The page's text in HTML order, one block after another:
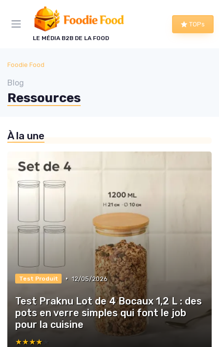
LE MÉDIA B2B DE LA FOOD
TOPs
Foodie Food
Blog
Ressources
À la une
Test Produit • 12/05/2026
Test Praknu Lot de 4 Bocaux 1,2 L : des
pots en verre simples qui font le job
pour la cuisine
★★★★★
★★★★★
Panneau de gestion des cookies